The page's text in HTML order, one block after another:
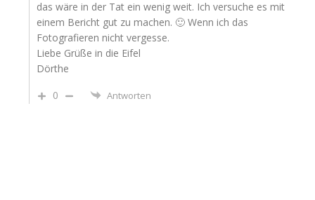
das wäre in der Tat ein wenig weit. Ich versuche es mit
einem Bericht gut zu machen. 🙂 Wenn ich das
Fotografieren nicht vergesse.
Liebe Grüße in die Eifel
Dörthe
0
Antworten